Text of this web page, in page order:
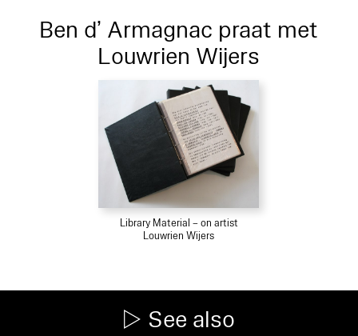
Ben d’ Armagnac praat met
Louwrien Wijers
Library Material – on artist
Louwrien Wijers
See also